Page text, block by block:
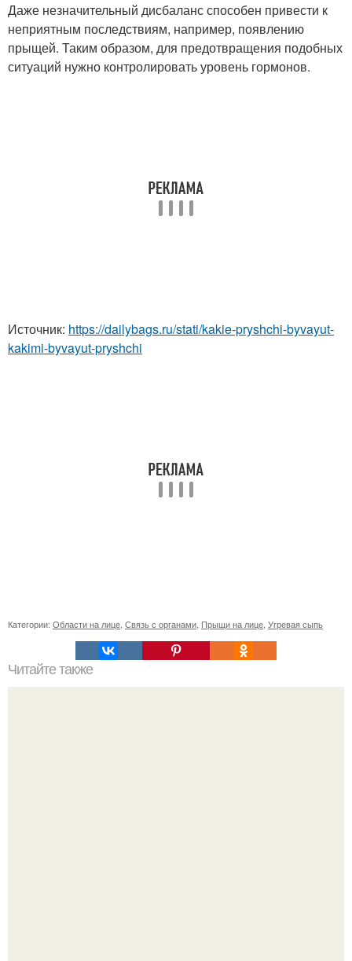
Даже незначительный дисбаланс способен привести к
неприятным последствиям, например, появлению
прыщей. Таким образом, для предотвращения подобных
ситуаций нужно контролировать уровень гормонов.
Источник: https://dailybags.ru/stati/kakie-pryshchi-byvayut-
kakimi-byvayut-pryshchi
Категории: Области на лице, Связь с органами, Прыщи на лице, Угревая сыпь
Читайте также